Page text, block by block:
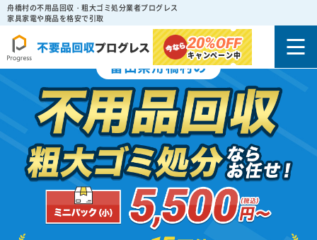
舟橋村の不用品回収・粗大ゴミ処分業者プログレス
家具家電や廃品を格安で引取
20%OFF
キャンペーン中
富山県舟橋村の